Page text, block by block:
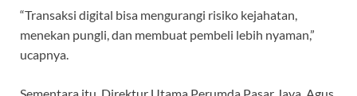
“Transaksi digital bisa mengurangi risiko kejahatan,
menekan pungli, dan membuat pembeli lebih nyaman,”
ucapnya.